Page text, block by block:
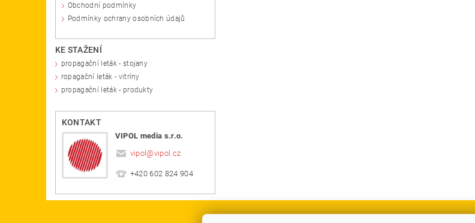
Obchodní podmínky
Podmínky ochrany osobních údajů
KE STAŽENÍ
propagační leták - stojany
ropagační leták - vitríny
propagační leták - produkty
KONTAKT
VIPOL media s.r.o.
vipol@vipol.cz
+420 602 824 904